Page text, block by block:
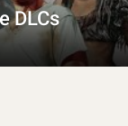
DLCs